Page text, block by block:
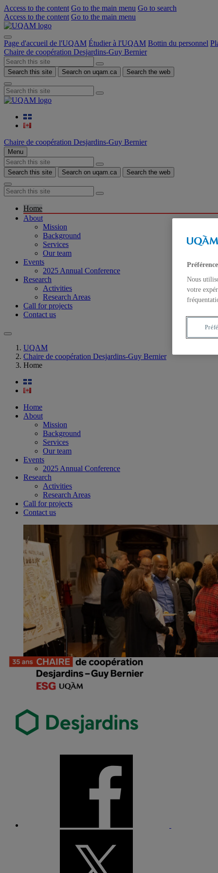
Access to the content Go to the main menu Go to search
Access to the content Go to the main menu
Page d'accueil de l'UQAM Étudier à l'UQAM Bottin du personnel
Chaire de coopération Desjardins-Guy Bernier
Search this site Search on uqam.ca Search the web
Chaire de coopération Desjardins-Guy Bernier
Menu
Search this site Search on uqam.ca Search the web
Home
About
Mission
Background
Services
Our team
Events
2025 Annual Conference
Research
Activities
Research Areas
Call for projects
Contact us
UQAM
Chaire de coopération Desjardins-Guy Bernier
Home
Home
About
Mission
Background
Services
Our team
Events
2025 Annual Conference
Research
Activities
Research Areas
Call for projects
Contact us
Nous
votre